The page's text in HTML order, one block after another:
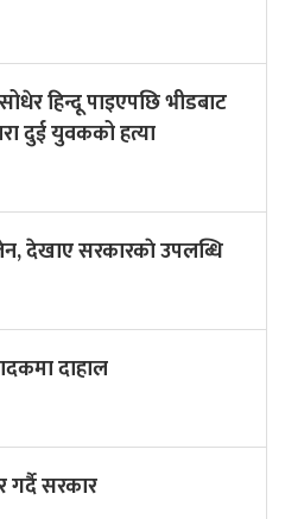
हिन्दू पाइएपछि भीडबाट
दुई युवकको हत्या
देखाए सरकारकाे उपलब्धि
दाहाल
गर्दै सरकार